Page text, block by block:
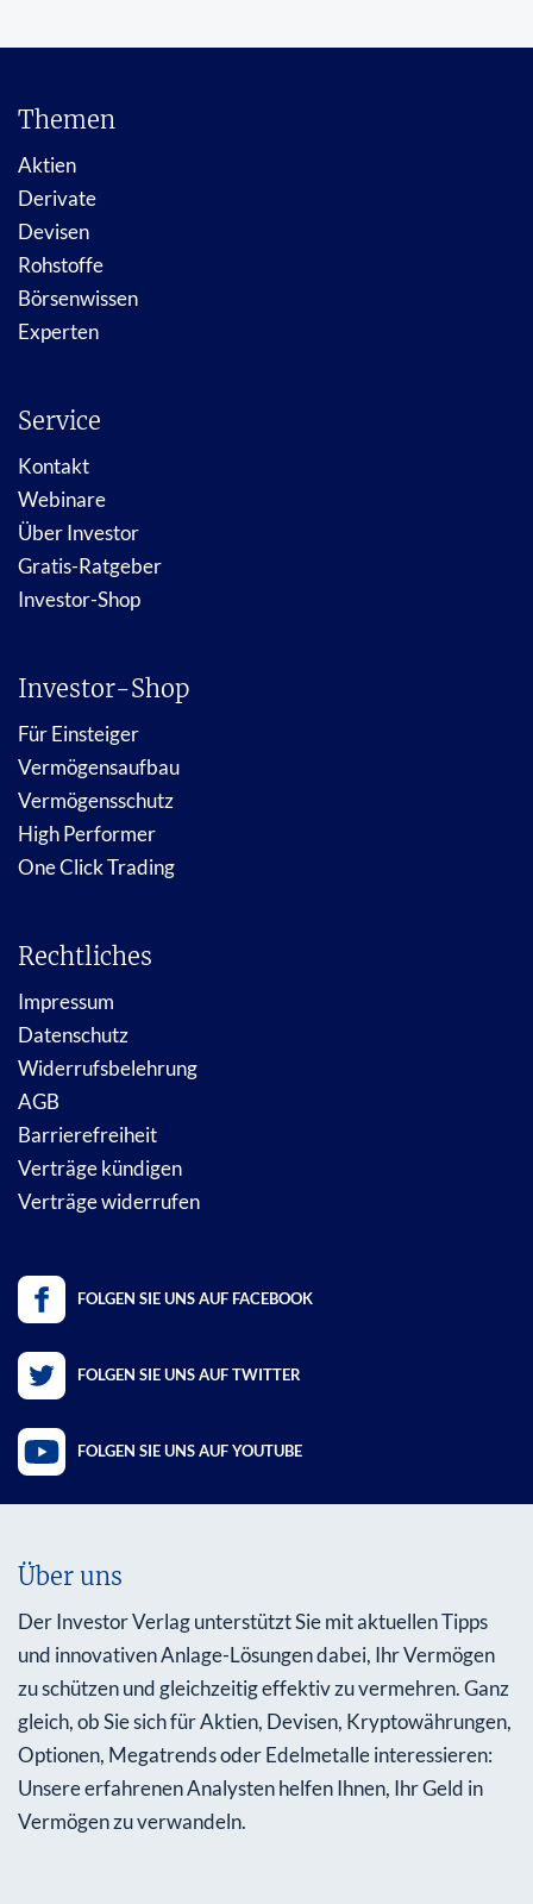
Themen
Aktien
Derivate
Devisen
Rohstoffe
Börsenwissen
Experten
Service
Kontakt
Webinare
Über Investor
Gratis-Ratgeber
Investor-Shop
Investor-Shop
Für Einsteiger
Vermögensaufbau
Vermögensschutz
High Performer
One Click Trading
Rechtliches
Impressum
Datenschutz
Widerrufsbelehrung
AGB
Barrierefreiheit
Verträge kündigen
Verträge widerrufen
FOLGEN SIE UNS AUF FACEBOOK
FOLGEN SIE UNS AUF TWITTER
FOLGEN SIE UNS AUF YOUTUBE
Über uns
Der Investor Verlag unterstützt Sie mit aktuellen Tipps
und innovativen Anlage-Lösungen dabei, Ihr Vermögen
zu schützen und gleichzeitig effektiv zu vermehren. Ganz
gleich, ob Sie sich für Aktien, Devisen, Kryptowährungen,
Optionen, Megatrends oder Edelmetalle interessieren:
Unsere erfahrenen Analysten helfen Ihnen, Ihr Geld in
Vermögen zu verwandeln.